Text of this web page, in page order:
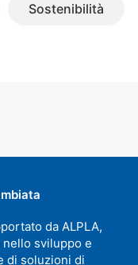
Sostenibilità
da ALPLA,
sviluppo e
di soluzioni di